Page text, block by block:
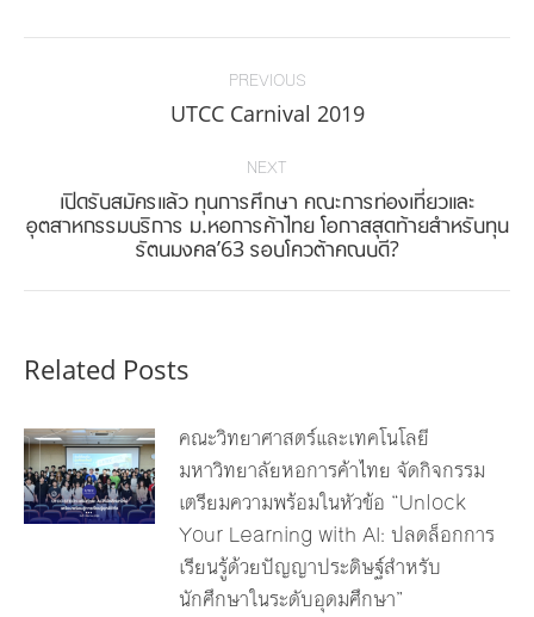
PREVIOUS
Previous
UTCC Carnival 2019
NEXT
Next
post:
เปิดรับสมัครแล้ว ทุนการศึกษา คณะการท่องเที่ยวและ
อุตสาหกรรมบริการ ม.หอการค้าไทย โอกาสสุดท้ายสำหรับทุน
รัตนมงคล’63 รอบโควต้าคณบดี?
Related Posts
คณะวิทยาศาสตร์และเทคโนโลยี
มหาวิทยาลัยหอการค้าไทย จัดกิจกรรม
เตรียมความพร้อมในหัวข้อ “Unlock
Your Learning with AI: ปลดล็อกการ
เรียนรู้ด้วยปัญญาประดิษฐ์สำหรับ
นักศึกษาในระดับอุดมศึกษา”